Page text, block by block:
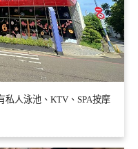
私人泳池、KTV、SPA按摩